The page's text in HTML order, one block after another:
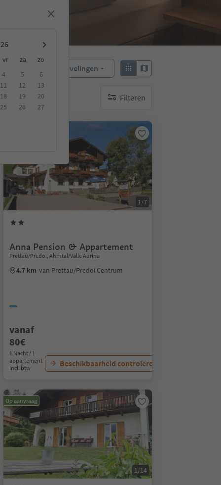
vr za
zo
4
5
6
11
12
13
18
19
20
25
26 27
Aanbevelingen
Filteren
geen actieve filters
1/7
Anna Pension & Appartement
Prettau/Predoi, Ahrntal/Valle Aurina
4.7 km van Prettau/Predoi Centrum
vanaf
80€
1 Nacht / 1
appartement
Incl. btw
Beschikbaarheid controleren
Op aanvraag
1/14